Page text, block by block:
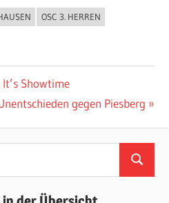
OSC 3. HERREN
Showtime
gegen Piesberg
Suchen